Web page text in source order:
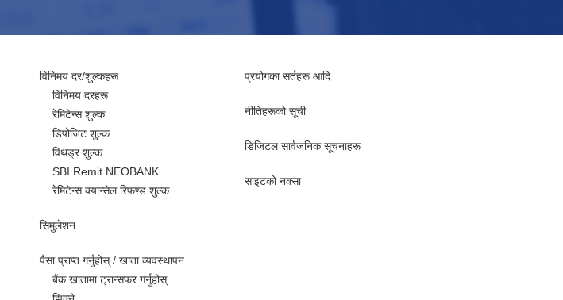
विनिमय दर/शुल्कहरू
विनिमय दरहरू
रेमिटेन्स शुल्क
डिपोजिट शुल्क
विथड्र शुल्क
SBI Remit NEOBANK
रेमिटेन्स क्यान्सेल रिफण्ड शुल्क
सिमुलेशन
पैसा प्राप्त गर्नुहोस् / खाता व्यवस्थापन
बैंक खातामा ट्रान्सफर गर्नुहोस्
प्रयोगका सर्तहरू आदि
नीतिहरूको सूची
​​डिजिटल सार्वजनिक सूचनाहरू
साइटको नक्सा